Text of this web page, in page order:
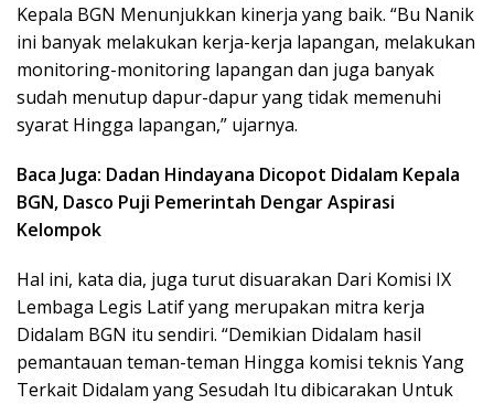
Kepala BGN Menunjukkan kinerja yang baik. “Bu Nanik
ini banyak melakukan kerja-kerja lapangan, melakukan
monitoring-monitoring lapangan dan juga banyak
sudah menutup dapur-dapur yang tidak memenuhi
syarat Hingga lapangan,” ujarnya.
Baca Juga: Dadan Hindayana Dicopot Didalam Kepala
BGN, Dasco Puji Pemerintah Dengar Aspirasi
Kelompok
Hal ini, kata dia, juga turut disuarakan Dari Komisi IX
Lembaga Legis Latif yang merupakan mitra kerja
Didalam BGN itu sendiri. “Demikian Didalam hasil
pemantauan teman-teman Hingga komisi teknis Yang
Terkait Didalam yang Sesudah Itu dibicarakan Untuk